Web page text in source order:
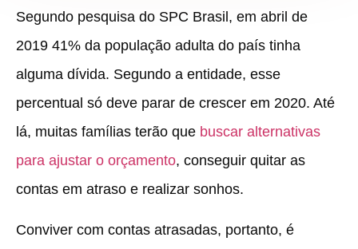
Segundo pesquisa do SPC Brasil, em abril de
2019 41% da população adulta do país tinha
alguma dívida. Segundo a entidade, esse
percentual só deve parar de crescer em 2020. Até
lá, muitas famílias terão que buscar alternativas
para ajustar o orçamento, conseguir quitar as
contas em atraso e realizar sonhos.
Conviver com contas atrasadas, portanto, é